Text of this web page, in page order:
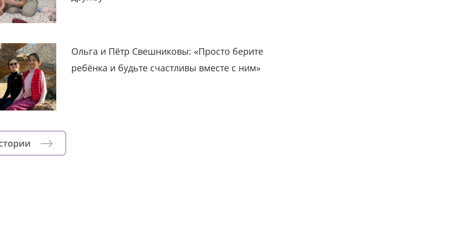
Ольга и Пётр Свешниковы: «Просто берите
ребёнка и будьте счастливы вместе с ним»